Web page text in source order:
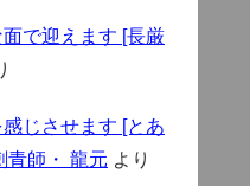
で迎えます [長厳
じさせます [とあ
青師・ 龍元 より